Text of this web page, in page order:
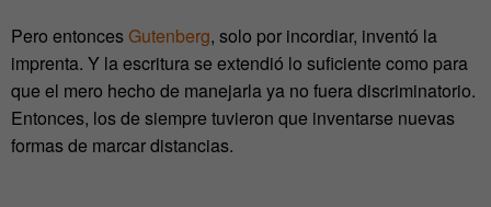
Pero entoncesGutenberg, solo por incordiar, inventó la
imprenta. Y la escritura se extendió lo suficiente como para
que el mero hecho de manejarla ya no fuera discriminatorio.
Entonces, los de siempre tuvieron que inventarse nuevas
formas de marcar distancias.